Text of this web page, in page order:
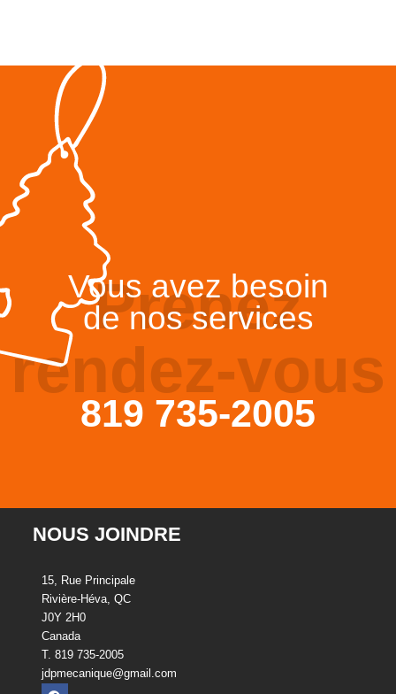
Prenez
rendez-vous
Vous avez besoin
de nos services
819 735-2005
NOUS JOINDRE
15, Rue Principale
Rivière-Héva, QC
J0Y 2H0
Canada
T. 819 735-2005
jdpmecanique@gmail.com